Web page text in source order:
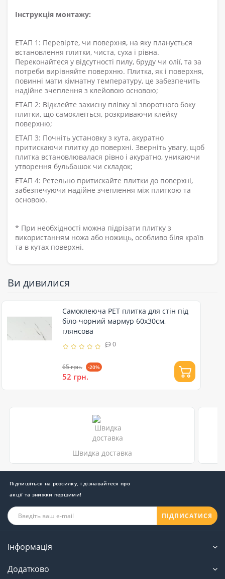
Інструкція монтажу:
ЕТАП 1: Перевірте, чи поверхня, на яку планується
встановлення плитки, чиста, суха і рівна.
Переконайтеся у відсутності пилу, бруду чи олії, та за
потреби вирівняйте поверхню. Плитка, як і поверхня,
повинні мати кімнатну температуру, це забезпечить
надійне зчеплення з клейовою основою;
ЕТАП 2: Відклейте захисну плівку зі зворотного боку
плитки, що самоклеїться, розкриваючи клейку
поверхню;
ЕТАП 3: Почніть установку з кута, акуратно
притискаючи плитку до поверхні. Зверніть увагу, щоб
плитка встановлювалася рівно і акуратно, уникаючи
утворення бульбашок чи складок;
ЕТАП 4: Ретельно притискайте плитки до поверхні,
забезпечуючи надійне зчеплення між плиткою та
основою.
* При необхідності можна підрізати плитку з
використанням ножа або ножиць, особливо біля країв
та в кутах поверхні.
Ви дивилися
Самоклеюча PET плитка для стін під
біло-чорний мармур 60х30см,
глянсова
0
65 грн. -20%
52 грн.
Швидка доставка
Підпишіться на розсилку, і дізнавайтеся про
акції та знижки першими!
ПІДПИСАТИСЯ
Інформація
Додатково